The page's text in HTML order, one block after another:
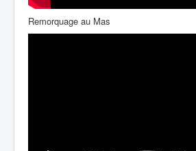
Remorquage au Mas